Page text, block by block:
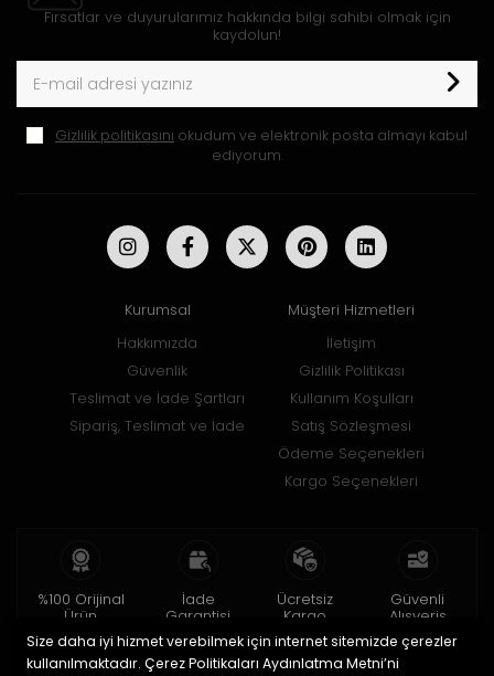
Fırsatlar ve duyurularımız hakkında bilgi sahibi olmak için
kaydolun!
Gizlilik politikasını okudum ve elektronik posta almayı kabul
ediyorum.
Kurumsal
Hakkımızda
Güvenlik
Teslimat ve İade Şartları
Sipariş, Teslimat ve İade
Müşteri Hizmetleri
İletişim
Gizlilik Politikası
Kullanım Koşulları
Satış Sözleşmesi
Ödeme Seçenekleri
Kargo Seçenekleri
%100 Orijinal
Ürün
2 yıl garanti
İade
Garantisi
15 gün içinde
iade
Ücretsiz
Kargo
150 TL ve üzeri
Güvenli
Alışveriş
256bit SSL ile
Size daha iyi hizmet verebilmek için internet sitemizde çerezler
kullanılmaktadır. Çerez Politikaları Aydınlatma Metni’ni